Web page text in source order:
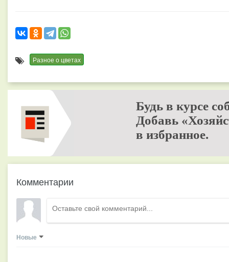
Разное о цветах
Будь в курсе
Добавь
в избранное.
Комментарии
Новые